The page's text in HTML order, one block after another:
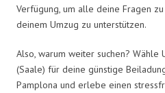
Verfügung, um alle deine Fragen
deinem Umzug zu unterstützen.
Also, warum weiter suchen?
(Saale) für deine günstige
Pamplona und erlebe einen